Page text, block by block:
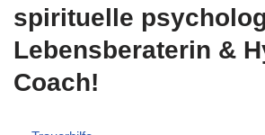
spirituelle
Lebensberaterin &
Coach!